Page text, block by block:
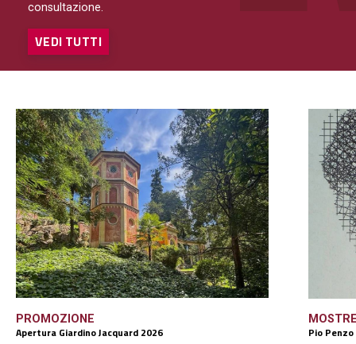
consultazione.
VEDI TUTTI
PROMOZIONE
Apertura Giardino Jacquard 2026
Pio